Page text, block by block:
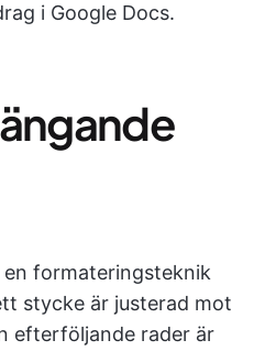
i Google Docs.
formateringsteknik
stycke är justerad mot
efterföljande rader är